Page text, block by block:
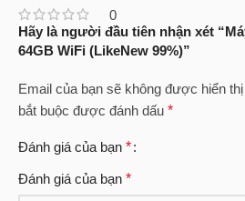
0
Hãy là người đầu tiên nhận xét
64GB WiFi (LikeNew 99%)”
Email của bạn sẽ không được hiển
bắt buộc được đánh dấu *
Đánh giá của bạn *
Đánh giá của bạn *